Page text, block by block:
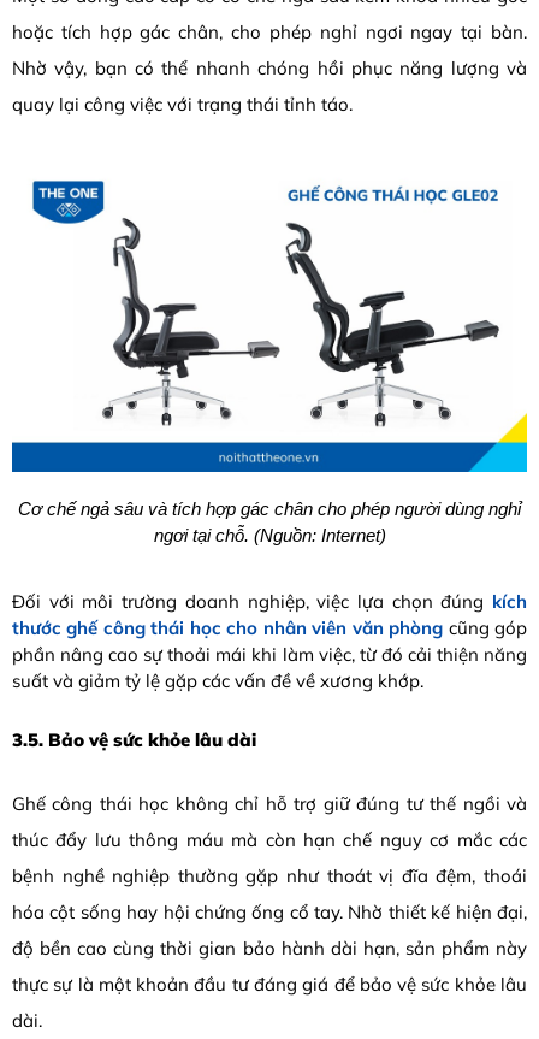
hoặc tích hợp gác chân, cho phép nghỉ ngơi ngay tại bàn.
Nhờ vậy, bạn có thể nhanh chóng hồi phục năng lượng và
quay lại công việc với trạng thái tỉnh táo.
Cơ chế ngả sâu và tích hợp gác chân cho phép người dùng nghỉ
ngơi tại chỗ. (Nguồn: Internet)
Đối với môi trường doanh nghiệp, việc lựa chọn đúng kích
thước ghế công thái học cho nhân viên văn phòng cũng góp
phần nâng cao sự thoải mái khi làm việc, từ đó cải thiện năng
suất và giảm tỷ lệ gặp các vấn đề về xương khớp.
3.5. Bảo vệ sức khỏe lâu dài
Ghế công thái học không chỉ hỗ trợ giữ đúng tư thế ngồi và
thúc đẩy lưu thông máu mà còn hạn chế nguy cơ mắc các
bệnh nghề nghiệp thường gặp như thoát vị đĩa đệm, thoái
hóa cột sống hay hội chứng ống cổ tay. Nhờ thiết kế hiện đại,
độ bền cao cùng thời gian bảo hành dài hạn, sản phẩm này
thực sự là một khoản đầu tư đáng giá để bảo vệ sức khỏe lâu
dài.